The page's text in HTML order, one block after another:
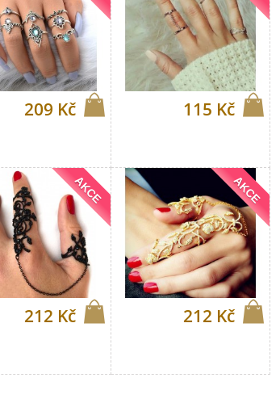
209 Kč 115 Kč
212 Kč
AKCE
212 Kč
AKCE